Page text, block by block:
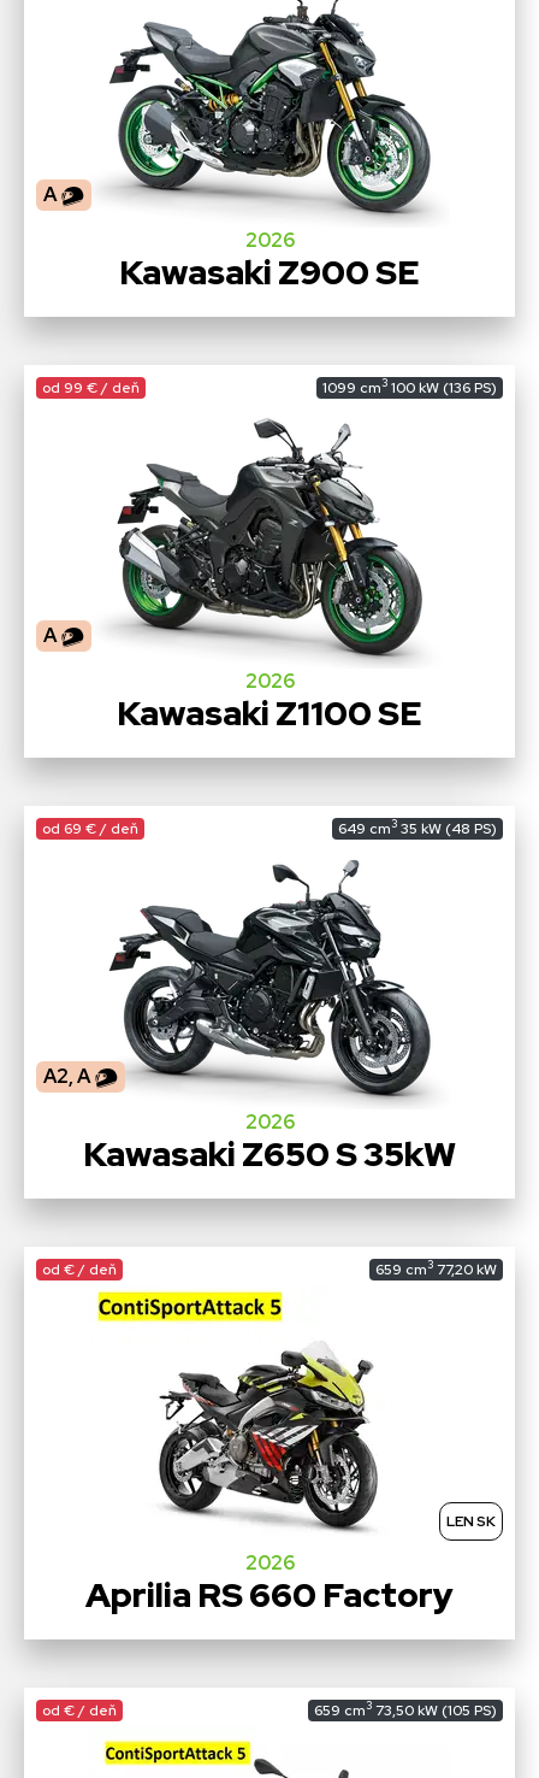
A
2026
Kawasaki Z900 SE
od 99 € / deň 1099 cm3 100 kW (136 PS)
A
2026
Kawasaki Z1100 SE
od 69 € / deň 649 cm3 35 kW (48 PS)
A2, A
2026
Kawasaki Z650 S 35kW
od € / deň 659 cm3 77,20 kW
LEN SK
2026
Aprilia RS 660 Factory
od € / deň 659 cm3 73,50 kW (105 PS)